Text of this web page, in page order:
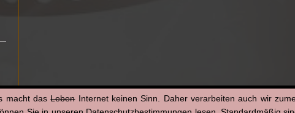
macht dasLebenInternet keinen Sinn. Daher verarbeiten auch wir